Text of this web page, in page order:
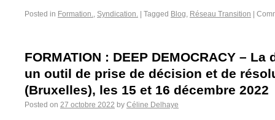
Posted in Formation., Syndication. Tagged Blog, Réseau Transition
FORMATION : DEEP DEMOCRACY –
un outil de prise de décision et de
(Bruxelles), les 15 et 16 décembre 2022
Posted on 27 octobre 2022 by Céline Delhaye